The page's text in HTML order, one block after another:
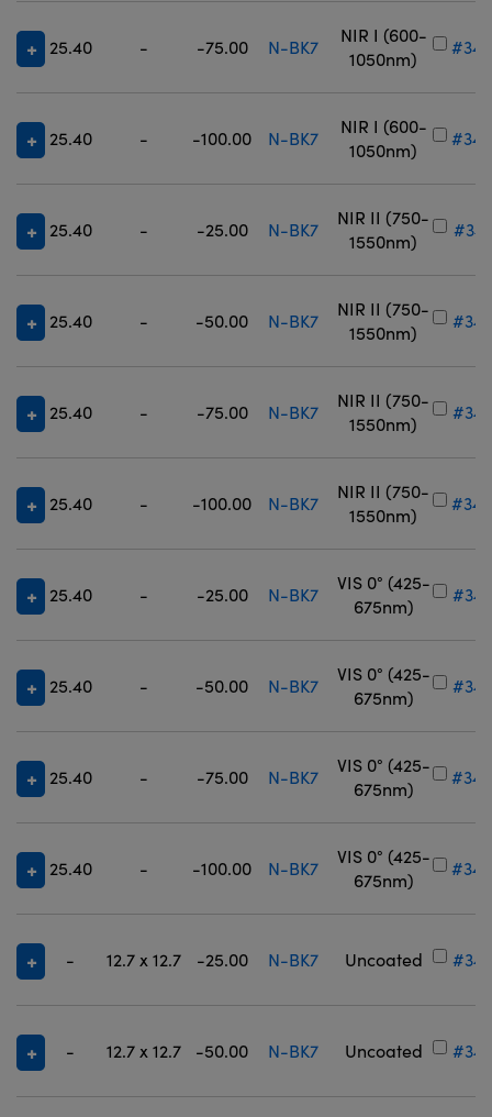
25.40 - -75.00 N-BK7
NIR I (600-
1050nm)
25.40 - -100.00 N-BK7
NIR I (600-
1050nm)
25.40 - -25.00 N-BK7
NIR II (750-
1550nm)
25.40 - -50.00 N-BK7
NIR II (750-
1550nm)
25.40 - -75.00 N-BK7
NIR II (750-
1550nm)
25.40 - -100.00 N-BK7
NIR II (750-
1550nm)
25.40 - -25.00 N-BK7
VIS 0° (425-
675nm)
25.40 - -50.00 N-BK7
VIS 0° (425-
675nm)
25.40 - -75.00 N-BK7
VIS 0° (425-
675nm)
25.40 - -100.00 N-BK7
VIS 0° (425-
675nm)
- 12.7 x 12.7 -25.00 N-BK7 Uncoated
- 12.7 x 12.7 -50.00 N-BK7 Uncoated